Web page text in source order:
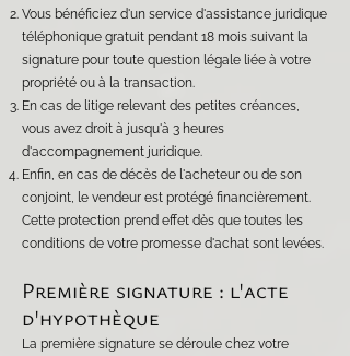
Vous bénéficiez d'un service d'assistance juridique
téléphonique gratuit pendant 18 mois suivant la
signature pour toute question légale liée à votre
propriété ou à la transaction.
En cas de litige relevant des petites créances,
vous avez droit à jusqu'à 3 heures
d'accompagnement juridique.
Enfin, en cas de décès de l'acheteur ou de son
conjoint, le vendeur est protégé financièrement.
Cette protection prend effet dès que toutes les
conditions de votre promesse d'achat sont levées.
Première signature : l'acte
d'hypothèque
La première signature se déroule chez votre